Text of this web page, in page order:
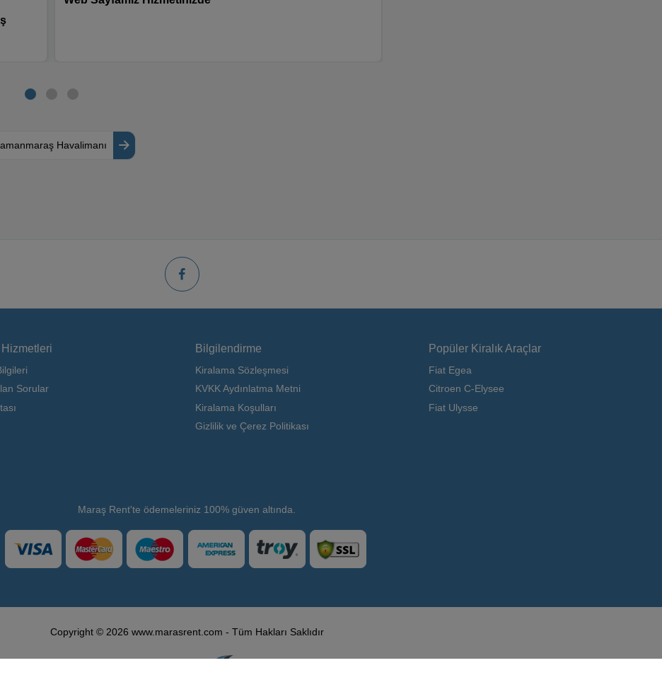
Havalimanı
Sorular
Bilgilendirme
Kiralama Sözleşmesi
KVKK Aydınlatma Metni
Kiralama Koşulları
Gizlilik ve Çerez Politikası
Popüler Kiralık Araçlar
Fiat Egea
Citroen C-Elysee
Fiat Ulysse
Maraş Rent'te ödemeleriniz 100% güven altında.
Copyright © 2026 www.marasrent.com - Tüm Hakları Saklıdır